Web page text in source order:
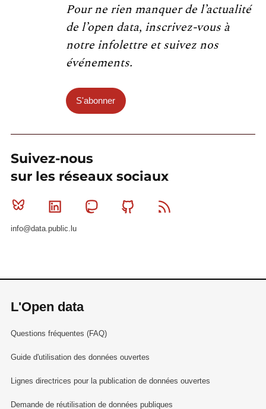
Pour ne rien manquer de l’actualité
de l’open data, inscrivez-vous à
notre infolettre et suivez nos
événements.
S'abonner
Suivez-nous
sur les réseaux sociaux
Bluesky Linkedin MastodonGithub
info@data.public.lu
L'Open data
Questions fréquentes (FAQ)
Guide d'utilisation des données ouvertes
Lignes directrices pour la publication de données ouvertes
Demande de réutilisation de données publiques